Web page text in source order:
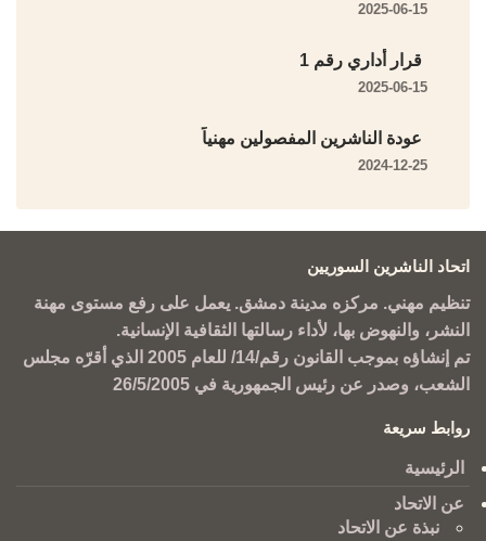
2025-06-15
قرار أداري رقم 1
2025-06-15
عودة الناشرين المفصولين مهنياً
2024-12-25
اتحاد الناشرين السوريين
تنظيم مهني. مركزه مدينة دمشق. يعمل على رفع مستوى مهنة
النشر، والنهوض بها، لأداء رسالتها الثقافية الإنسانية.
تم إنشاؤه بموجب القانون رقم/14/ للعام 2005 الذي أقرّه مجلس
الشعب، وصدر عن رئيس الجمهورية في 26/5/2005
روابط سريعة
الرئيسية
عن الاتحاد
نبذة عن الاتحاد